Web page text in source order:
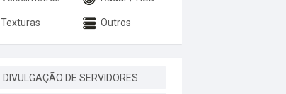
Texturas Outros
DIVULGAÇÃO DE SERVIDORES